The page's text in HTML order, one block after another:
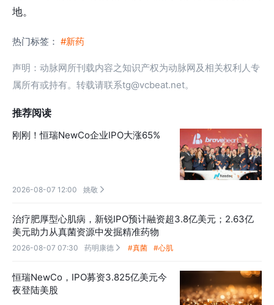
地。
热门标签： #新药
声明：动脉网所刊载内容之知识产权为动脉网及相关权利人专
属所有或持有。转载请联系tg@vcbeat.net。
推荐阅读
刚刚！恒瑞NewCo企业IPO大涨65%
2026-08-07 12:00 姚敬 
治疗肥厚型心肌病，新锐IPO预计融资超3.8亿美元；2.63亿
美元助力从真菌资源中发掘精准药物
2026-08-07 07:30 药明康德  #真菌 #心肌
恒瑞NewCo，IPO募资3.825亿美元今
夜登陆美股